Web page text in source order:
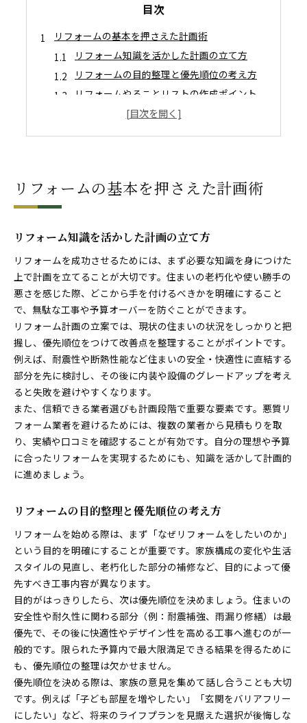
目次
リフォームの基本を押さえた計画術
リフォーム知識を活かした計画の立て方
リフォームの目的整理と優先順位の考え方
リフォームやることリストの作成ポイント
リフォーム勉強法で基礎をしっかり押さえる
リフォーム知識勉強が暮らし向上の鍵となる
リフォームの基礎知識を生活に活かすコツ
失敗しないリフォーム実現のポイント
リフォームで失敗しないための事前準備
悪質リフォーム業者を見抜く知識が重要
リフォームの優先順位付けが成功の鍵
リフォーム知識勉強で失敗回避の力を養う
リフォームやることリストで抜け漏れ防止
リフォーム前に準備すべきやることリスト
リフォームやることリストの作り方と実践法
リフォーム知識を活かす準備のポイント
リフォーム勉強本を活用した事前計画術
リフォーム前に押さえたい基礎知識まとめ
リフォームの教科書で優先順位を整理する
リフォームの優先順位設定が成功の秘訣
リフォームやることリストで夢を整理する
リフォーム知識勉強で理想を実現しよう
基礎知識で無理のないリフォーム計画を
リフォームの教科書が優先順位付けに役立つ
予算管理が上手なリフォーム進行法
リフォームの予算管理で失敗を防ぐコツ
リフォーム知識勉強で費用を無駄なく使う
リフォームやることリストが予算調整に有効
基礎知識で賢くリフォーム費用を抑える方法
リフォームの教科書で費用計画を立てる利点
リフォームの基本を押さえた計画術
リフォーム知識を活かした計画の立て方
リフォームを成功させるためには、まず必要な知識を身につけた
上で計画を立てることが大切です。住まいの老朽化や使い勝手の
悪さを感じた際、どこから手を付けるべきかを明確にすること
で、無駄な工事や予算オーバーを防ぐことができます。
リフォーム計画の立案では、現状の住まいの状況をしっかりと把
握し、優先順位をつけて改善点を整理することがポイントです。
例えば、耐震性や断熱性能など住まいの安全・快適性に直結する
部分を先に検討し、その後に内装や設備のグレードアップを考え
ると失敗を避けやすくなります。
また、信頼できる業者選びも計画段階で重要な要素です。悪質リ
フォーム業者を避けるためには、複数の業者から見積もりを取
り、実績や口コミを確認することが有効です。自分の理想や予算
に合ったリフォームを実現するためにも、知識を活かして計画的
に進めましょう。
リフォームの目的整理と優先順位の考え方
リフォームを始める際は、まず「なぜリフォームをしたいのか」
という目的を明確にすることが重要です。家族構成の変化や生活
スタイルの見直し、老朽化した部分の補修など、目的によって優
先すべき工事内容が異なります。
目的がはっきりしたら、次は優先順位を決めましょう。住まいの
安全性や耐久性に関わる部分（例：耐震補強、雨漏り修繕）は最
優先で、その後に快適性やデザイン性を高める工事へ進むのが一
般的です。限られた予算内で最大限満足できる結果を得るために
も、優先順位の整理は欠かせません。
優先順位を決める際は、家族の意見を集めて話し合うことも大切
です。例えば「子ども部屋を増やしたい」「玄関をバリアフリー
にしたい」など、将来のライフプランを見据えた選択が後悔しな